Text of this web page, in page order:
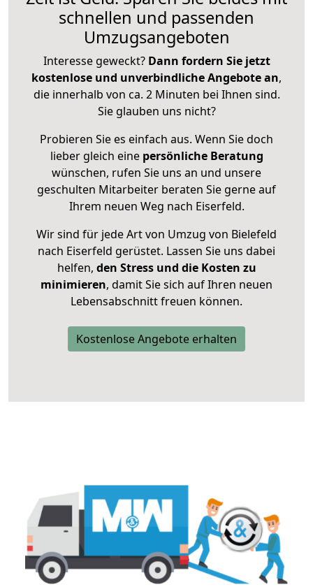
schnellen und passenden
Umzugsangeboten
Interesse geweckt? Dann fordern Sie jetzt
kostenlose und unverbindliche Angebote an,
die innerhalb von ca. 2 Minuten bei Ihnen sind.
Sie glauben uns nicht?
Probieren Sie es einfach aus. Wenn Sie doch
lieber gleich eine persönliche Beratung
wünschen, rufen Sie uns an und unsere
geschulten Mitarbeiter beraten Sie gerne auf
Ihrem neuen Weg nach Eiserfeld.
Wir sind für jede Art von Umzug von Bielefeld
nach Eiserfeld gerüstet. Lassen Sie uns dabei
helfen, den Stress und die Kosten zu
minimieren, damit Sie sich auf Ihren neuen
Lebensabschnitt freuen können.
Kostenlose Angebote erhalten